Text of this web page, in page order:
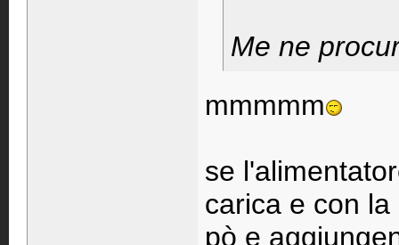
Me ne
mmmmm
se
carica e con
pò e